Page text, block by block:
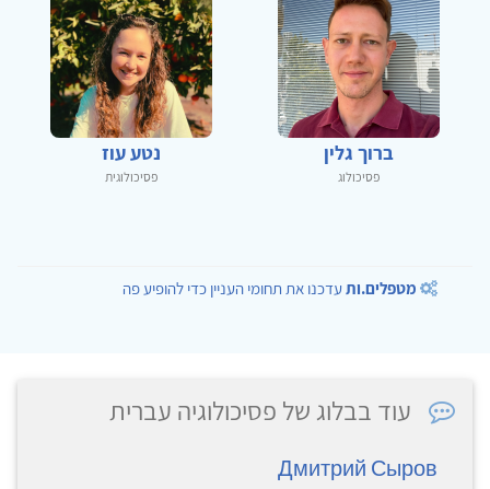
ברוך גלין
פסיכולוג
נטע עוז
פסיכולוגית
מטפלים.ותעדכנו את תחומי העניין כדי להופיע פה
עוד בבלוג של פסיכולוגיה עברית
Дмитрий Сыров